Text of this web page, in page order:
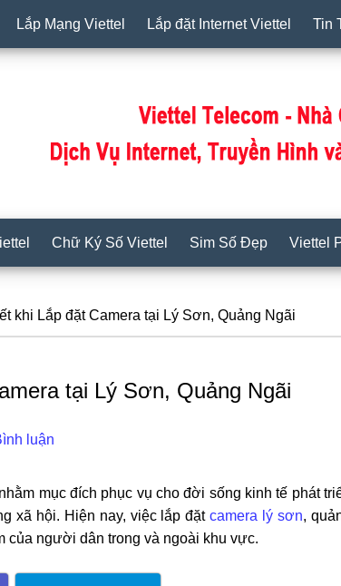
Lắp Mạng Viettel Lắp đặt Internet Viettel Tin
Chữ Ký Số Viettel Sim Số Đẹp Viettel
khi Lắp đặt Camera tại Lý Sơn, Quảng Ngãi
tại Lý Sơn, Quảng Ngãi
luận
mục đích phục vụ cho đời sống kinh tế phát
xã hội. Hiện nay, việc lắp đặtcamera lý sơn,
của người dân trong và ngoài khu vực.